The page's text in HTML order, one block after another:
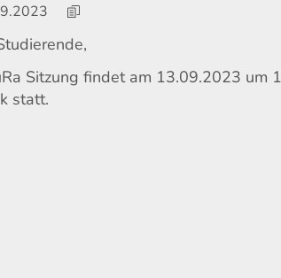
Sitzung findet am 13.09.2023 um
statt.